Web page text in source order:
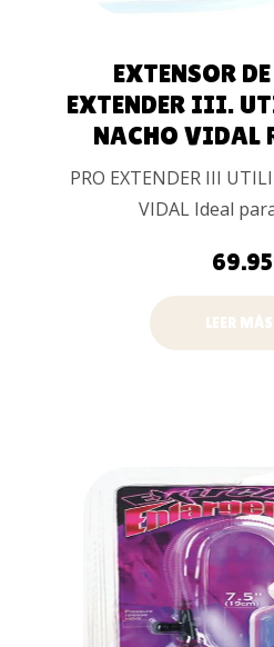
EXTENSOR
EXTENDER III.
NACHO VIDAL
PRO EXTENDER III
VIDAL Ideal
69.95
LEER MÁS
LEER MÁS